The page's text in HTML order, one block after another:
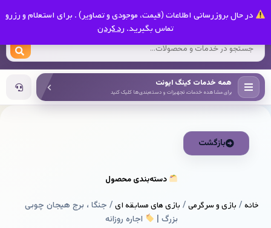
در حال بروزرسانی اطلاعات (قیمت، موجودی و تصاویر) . برای استعلام و رزرو
تماس بگیرید. رد کردن
کینگ ایونت
همه خدمات کینگ ایونت
برای مشاهده خدمات، تجهیزات و دسته‌بندی‌ها کلیک کنید
بازگشت
دسته‌بندی محصول
خانه/ بازی و سرگرمی/ بازی های مسابقه ای/ جنگا ، برج هیجان چوبی
بزرگ |
اجاره روزانه